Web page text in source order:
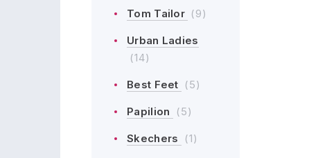
Tom Tailor (9)
Urban Ladies
(14)
Best Feet (5)
Papilion (5)
Skechers (1)